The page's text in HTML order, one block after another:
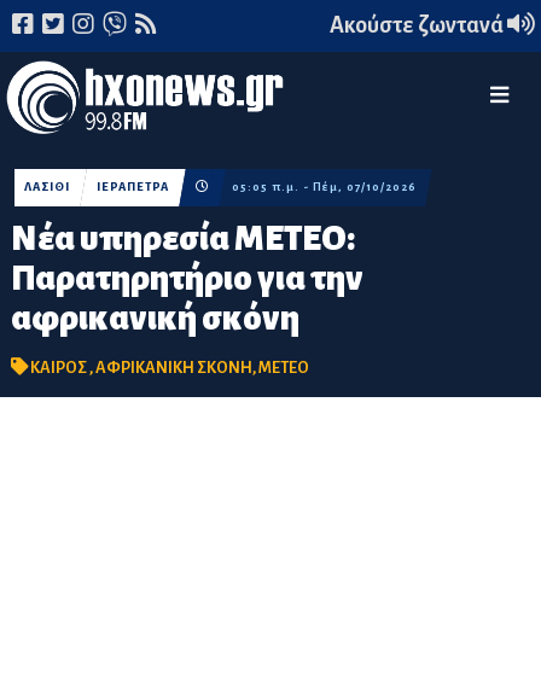
Ακούστε ζωντανά
Νέα υπηρεσία ΜΕΤΕΟ:
Παρατηρητήριο για την
αφρικανική σκόνη
ΛΑΣΙΘΙ ΙΕΡΑΠΕΤΡΑ 05:05 π.μ. - Πέμ, 07/10/2026
ΚΑΙΡΟΣ,ΑΦΡΙΚΑΝΙΚΗ ΣΚΟΝΗ,ΜΕΤΕΟ